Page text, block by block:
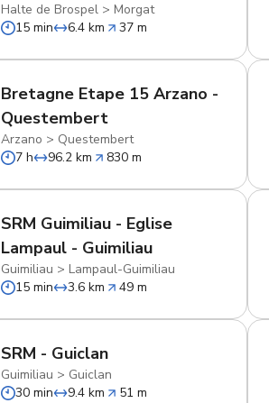
Halte de Brospel> Morgat
15 min
6.4 km 37 m
Bretagne Etape 15 Arzano -
Questembert
Arzano > Questembert
7 h
96.2 km 830 m
SRM Guimiliau - Eglise
Lampaul - Guimiliau
Guimiliau > Lampaul-Guimiliau
15 min
3.6 km 49 m
SRM - Guiclan
Guimiliau > Guiclan
30 min
9.4 km 51 m